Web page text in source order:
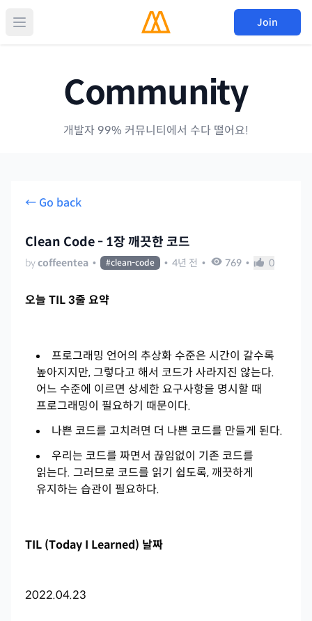
Join
Community
개발자 99% 커뮤니티에서 수다 떨어요!
← Go back
Clean Code - 1장 깨끗한 코드
bycoffeentea • #clean-code • 4년 전 • 769 • 0
오늘 TIL 3줄 요약
프로그래밍 언어의 추상화 수준은 시간이 갈수록
높아지지만, 그렇다고 해서 코드가 사라지진 않는다.
어느 수준에 이르면 상세한 요구사항을 명시할 때
프로그래밍이 필요하기 때문이다.
나쁜 코드를 고치려면 더 나쁜 코드를 만들게 된다.
우리는 코드를 짜면서 끊임없이 기존 코드를
읽는다. 그러므로 코드를 읽기 쉽도록, 깨끗하게
유지하는 습관이 필요하다.
TIL (Today I Learned) 날짜
2022.04.23